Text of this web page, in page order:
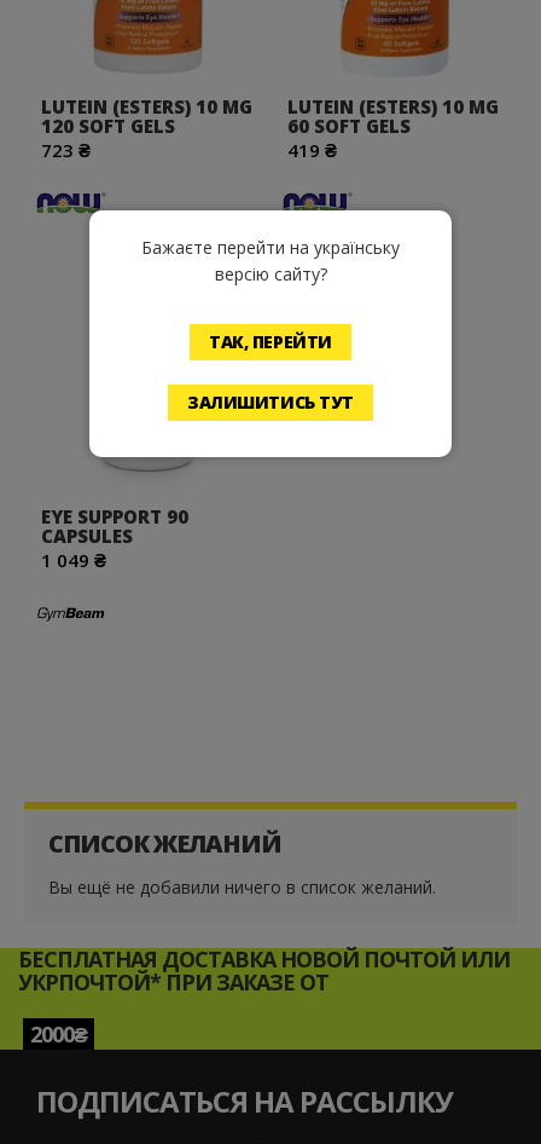
LUTEIN (ESTERS) 10 MG
120 SOFT GELS
723 ₴
LUTEIN (ESTERS) 10 MG
60 SOFT GELS
419 ₴
Хочу!
EYE SUPPORT 90
CAPSULES
1 049 ₴
СПИСОК ЖЕЛАНИЙ
Вы ещё не добавили ничего в список желаний.
БЕСПЛАТНАЯ ДОСТАВКА НОВОЙ ПОЧТОЙ ИЛИ
УКРПОЧТОЙ* ПРИ ЗАКАЗЕ ОТ
2000₴
ПОДПИСАТЬСЯ НА РАССЫЛКУ
Бажаєте перейти на українську
версію сайту?
ТАК, ПЕРЕЙТИ
ЗАЛИШИТИСЬ ТУТ